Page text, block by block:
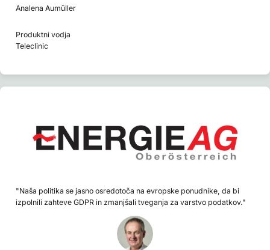
Analena Aumüller
Produktni vodja
Teleclinic
"Naša politika se jasno osredotoča na evropske ponudnike, da bi
izpolnili zahteve GDPR in zmanjšali tveganja za varstvo podatkov."